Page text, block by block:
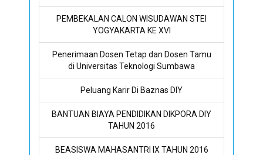
PEMBEKALAN CALON WISUDAWAN STEI
YOGYAKARTA KE XVI
Penerimaan Dosen Tetap dan Dosen Tamu
di Universitas Teknologi Sumbawa
Peluang Karir Di Baznas DIY
BANTUAN BIAYA PENDIDIKAN DIKPORA DIY
TAHUN 2016
BEASISWA MAHASANTRI IX TAHUN 2016